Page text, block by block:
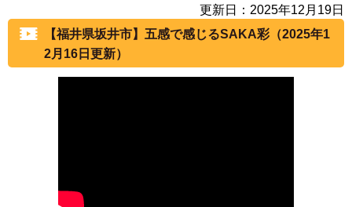
更新日：2025年12月19日
【福井県坂井市】五感で感じるSAKA彩（2025年1
2月16日更新）